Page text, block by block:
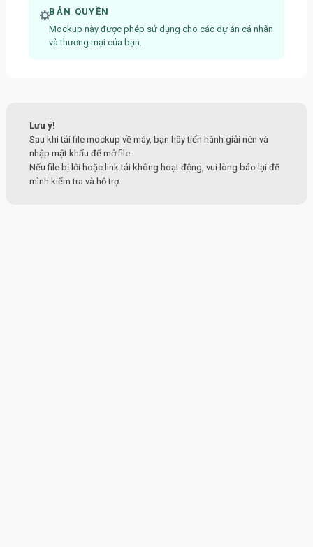
BẢN QUYỀN
Mockup này được phép sử dụng cho các dự án cá nhân
và thương mại của bạn.
Lưu ý!
Sau khi tải file mockup về máy, bạn hãy tiến hành giải nén và
nhập mật khẩu để mở file.
Nếu file bị lỗi hoặc link tải không hoạt động, vui lòng báo lại để
mình kiểm tra và hỗ trợ.